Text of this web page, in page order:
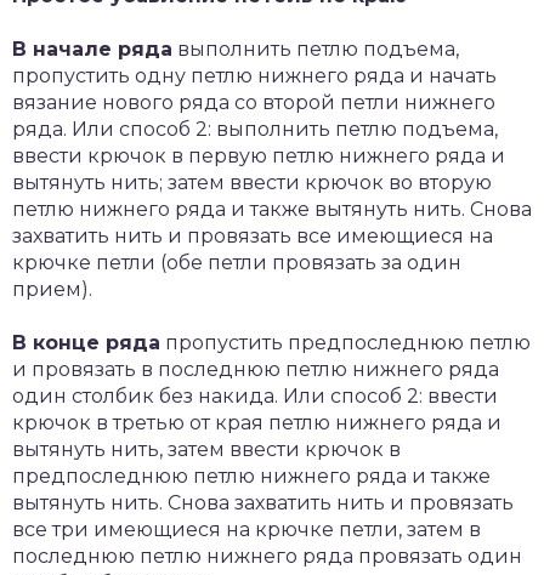
В начале ряда выполнить петлю подъема,
пропустить одну петлю нижнего ряда и начать
вязание нового ряда со второй петли нижнего
ряда. Или способ 2: выполнить петлю подъема,
ввести крючок в первую петлю нижнего ряда и
вытянуть нить; затем ввести крючок во вторую
петлю нижнего ряда и также вытянуть нить. Снова
захватить нить и провязать все имеющиеся на
крючке петли (обе петли провязать за один
прием).
В конце ряда пропустить предпоследнюю петлю
и провязать в последнюю петлю нижнего ряда
один столбик без накида. Или способ 2: ввести
крючок в третью от края петлю нижнего ряда и
вытянуть нить, затем ввести крючок в
предпоследнюю петлю нижнего ряда и также
вытянуть нить. Снова захватить нить и провязать
все три имеющиеся на крючке петли, затем в
последнюю петлю нижнего ряда провязать один